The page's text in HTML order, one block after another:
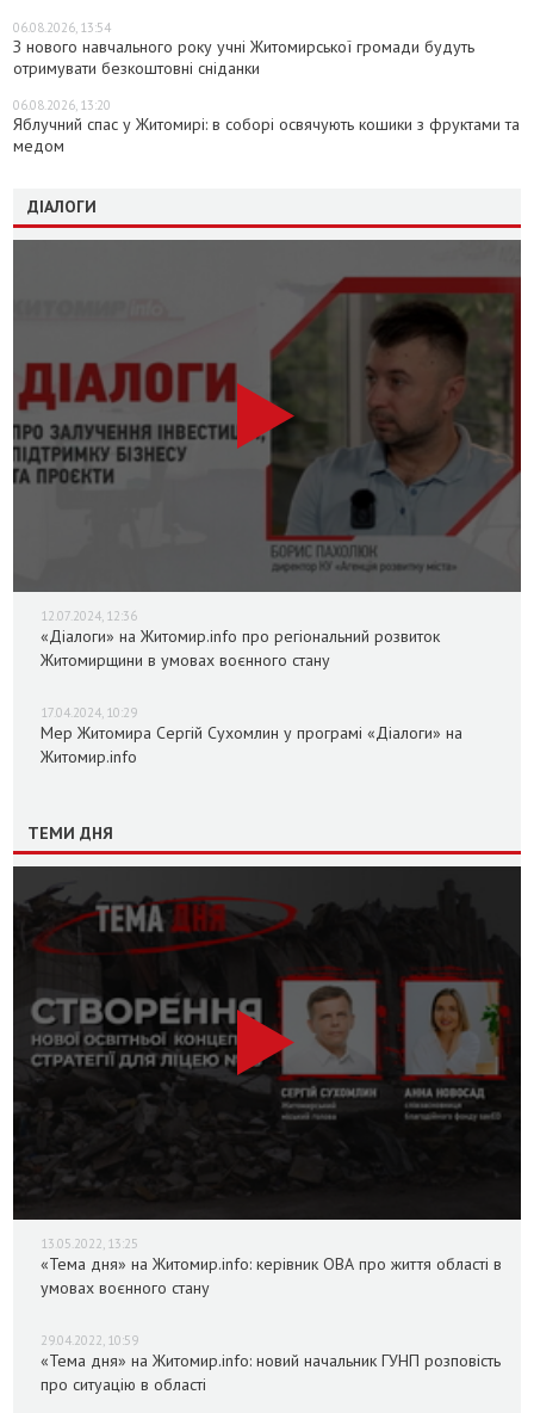
06.08.2026, 13:54
З нового навчального року учні Житомирської громади будуть
отримувати безкоштовні сніданки
06.08.2026, 13:20
Яблучний спас у Житомирі: в соборі освячують кошики з фруктами та
медом
ДІАЛОГИ
12.07.2024, 12:36
«Діалоги» на Житомир.info про регіональний розвиток
Житомирщини в умовах воєнного стану
17.04.2024, 10:29
Мер Житомира Сергій Сухомлин у програмі «Діалоги» на
Житомир.info
ТЕМИ ДНЯ
13.05.2022, 13:25
«Тема дня» на Житомир.info: керівник ОВА про життя області в
умовах воєнного стану
29.04.2022, 10:59
«Тема дня» на Житомир.info: новий начальник ГУНП розповість
про ситуацію в області